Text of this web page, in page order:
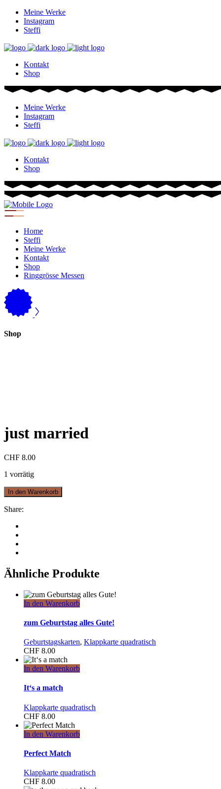
Meine Werke
Instagram
Steffi
Kontakt
Shop
Meine Werke
Instagram
Steffi
Kontakt
Shop
Home
Steffi
Meine Werke
Kontakt
Shop
Ringgrösse Messen
Shop
just married
CHF 8.00
1 vorrätig
In den Warenkorb
Share:
Ähnliche Produkte
In den Warenkorb
zum Geburtstag alles Gute!
Geburtstagskarten, Klappkarte quadratisch
CHF 8.00
In den Warenkorb
It‘s a match
Klappkarte quadratisch
CHF 8.00
In den Warenkorb
Perfect Match
Klappkarte quadratisch
CHF 8.00